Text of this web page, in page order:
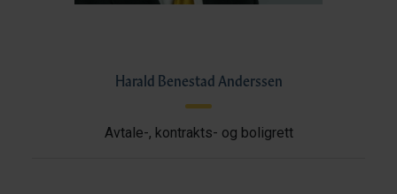
Harald Benestad Anderssen
Avtale-, kontrakts- og boligrett